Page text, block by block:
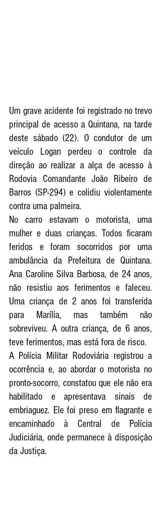
Um grave acidente foi registrado no trevo
principal de acesso a Quintana, na tarde
deste sábado (22). O condutor de um
veículo Logan perdeu o controle da
direção ao realizar a alça de acesso à
Rodovia Comandante João Ribeiro de
Barros (SP-294) e colidiu violentamente
contra uma palmeira.
No carro estavam o motorista, uma
mulher e duas crianças. Todos ficaram
feridos e foram socorridos por uma
ambulância da Prefeitura de Quintana.
Ana Caroline Silva Barbosa, de 24 anos,
não resistiu aos ferimentos e faleceu.
Uma criança de 2 anos foi transferida
para Marília, mas também não
sobreviveu. A outra criança, de 6 anos,
teve ferimentos, mas está fora de risco.
A Polícia Militar Rodoviária registrou a
ocorrência e, ao abordar o motorista no
pronto-socorro, constatou que ele não era
habilitado e apresentava sinais de
embriaguez. Ele foi preso em flagrante e
encaminhado à Central de Polícia
Judiciária, onde permanece à disposição
da Justiça.